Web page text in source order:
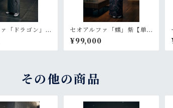
「ドラゴン」
ンズ 単衣 浴
立て上が
セオアルファ「蝶」紫【単
衣 浴衣 プレタ 仕立て
上がり】
¥99,000
その他の商品